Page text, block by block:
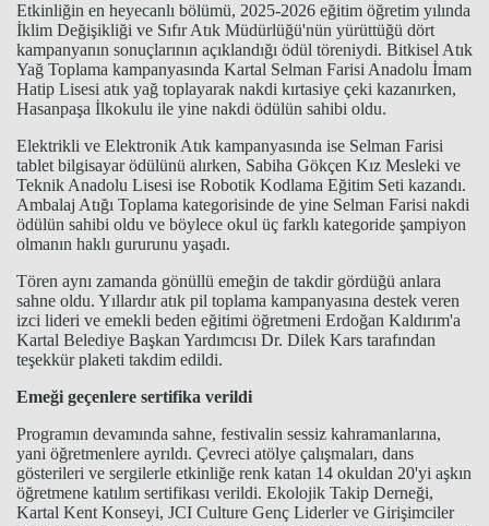
Etkinliğin en heyecanlı bölümü, 2025-2026 eğitim öğretim yılında
İklim Değişikliği ve Sıfır Atık Müdürlüğü'nün yürüttüğü dört
kampanyanın sonuçlarının açıklandığı ödül töreniydi. Bitkisel Atık
Yağ Toplama kampanyasında Kartal Selman Farisi Anadolu İmam
Hatip Lisesi atık yağ toplayarak nakdi kırtasiye çeki kazanırken,
Hasanpaşa İlkokulu ile yine nakdi ödülün sahibi oldu.
Elektrikli ve Elektronik Atık kampanyasında ise Selman Farisi
tablet bilgisayar ödülünü alırken, Sabiha Gökçen Kız Mesleki ve
Teknik Anadolu Lisesi ise Robotik Kodlama Eğitim Seti kazandı.
Ambalaj Atığı Toplama kategorisinde de yine Selman Farisi nakdi
ödülün sahibi oldu ve böylece okul üç farklı kategoride şampiyon
olmanın haklı gururunu yaşadı.
Tören aynı zamanda gönüllü emeğin de takdir gördüğü anlara
sahne oldu. Yıllardır atık pil toplama kampanyasına destek veren
izci lideri ve emekli beden eğitimi öğretmeni Erdoğan Kaldırım'a
Kartal Belediye Başkan Yardımcısı Dr. Dilek Kars tarafından
teşekkür plaketi takdim edildi.
Emeği geçenlere sertifika verildi
Programın devamında sahne, festivalin sessiz kahramanlarına,
yani öğretmenlere ayrıldı. Çevreci atölye çalışmaları, dans
gösterileri ve sergilerle etkinliğe renk katan 14 okuldan 20'yi aşkın
öğretmene katılım sertifikası verildi. Ekolojik Takip Derneği,
Kartal Kent Konseyi, JCI Culture Genç Liderler ve Girişimciler